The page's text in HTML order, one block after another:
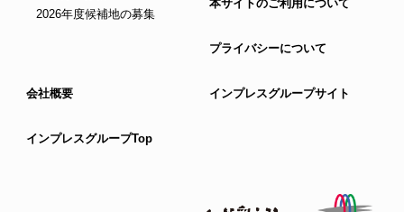
2026年度候補地の募集
本サイトのご利用について
プライバシーについて
会社概要 インプレスグループサイト
インプレスグループTop